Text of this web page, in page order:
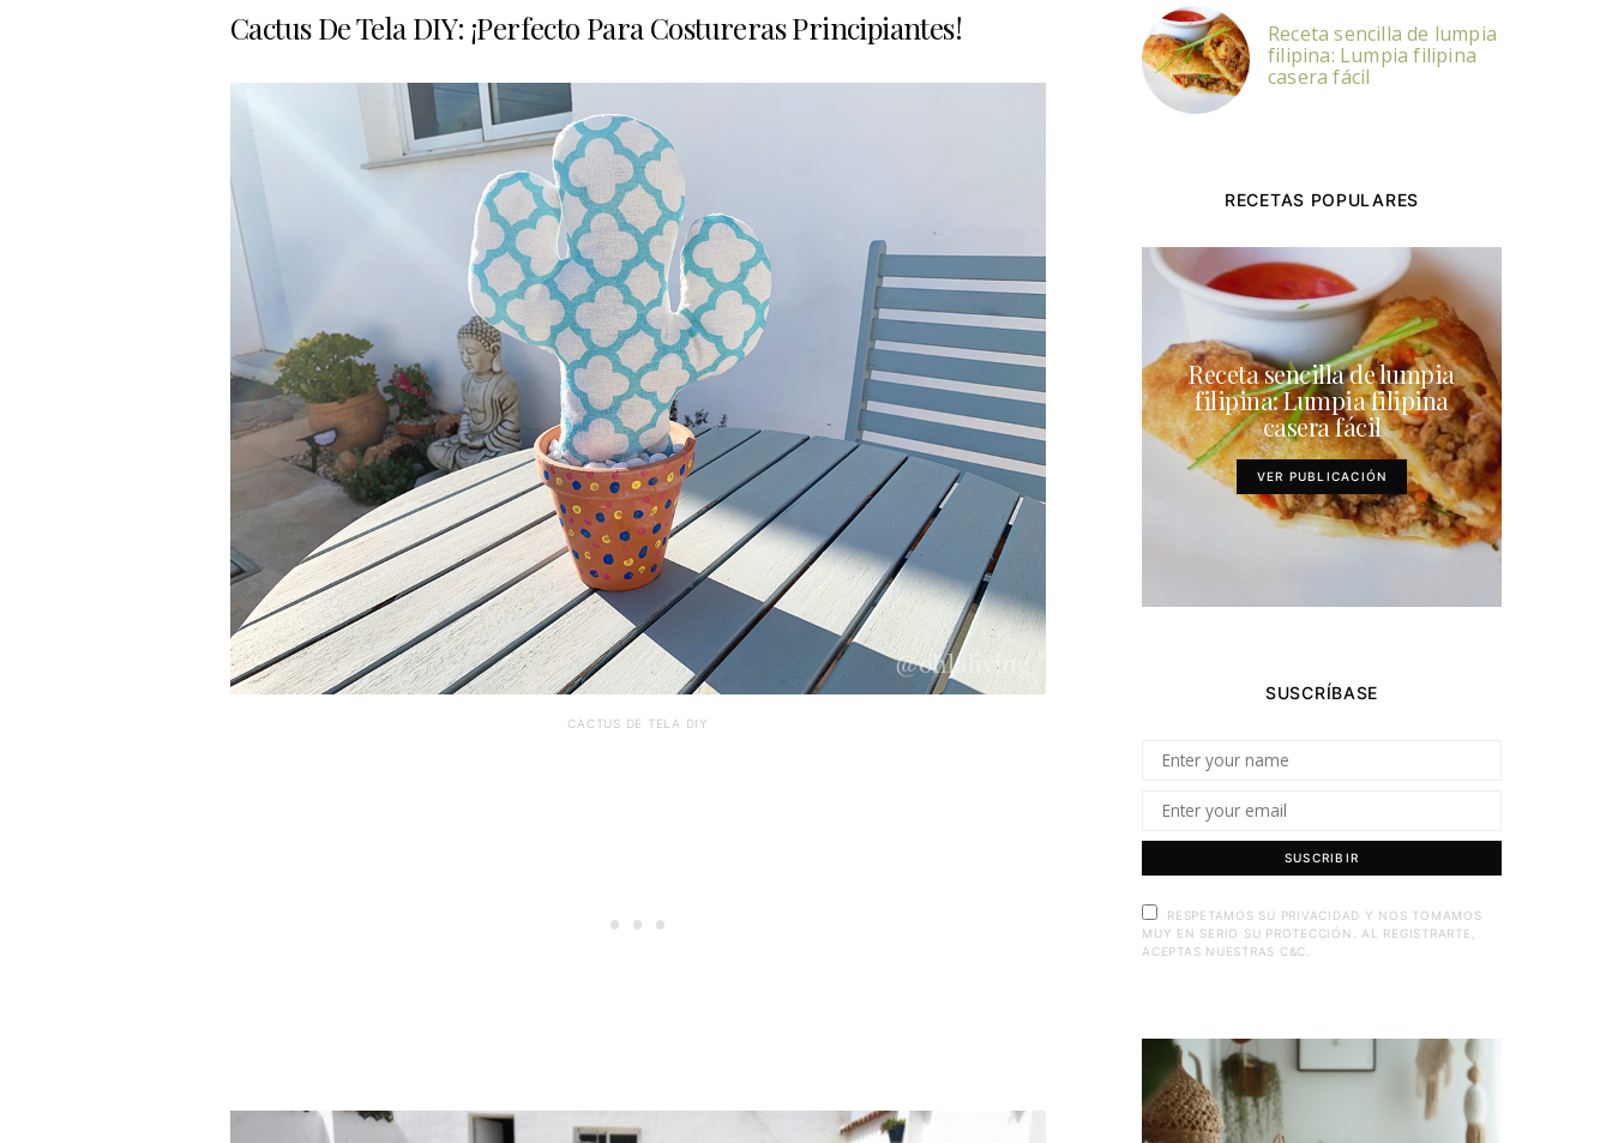
Cactus De Tela DIY: ¡Perfecto Para Costureras Principiantes!
CACTUS DE TELA DIY
Receta sencilla de lumpia
filipina: Lumpia filipina
casera fácil
RECETAS POPULARES
Receta sencilla de lumpia
filipina: Lumpia filipina
casera fácil
VER PUBLICACIÓN
SUSCRÍBASE
SUSCRIBIR
RESPETAMOS SU PRIVACIDAD Y NOS TOMAMOS
MUY EN SERIO SU PROTECCIÓN. AL REGISTRARTE,
ACEPTAS NUESTRAS C&C.